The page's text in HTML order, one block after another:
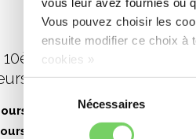
Vous pouvez choisir les
ensuite modifier ce choix à
cookies »
Sélection
consentement
Nécessaires
10ème année
en proposant les
de recherche en
de recherche en